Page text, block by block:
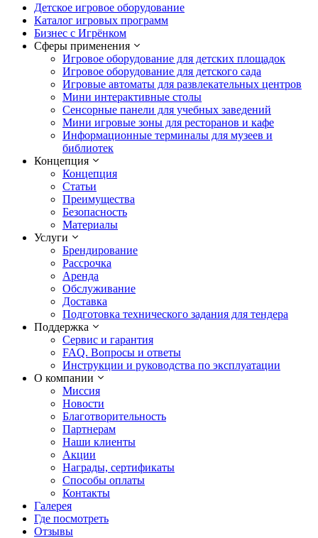
Детское игровое оборудование
Каталог игровых программ
Бизнес с Игрёнком
Сферы применения
Игровое оборудование для детских площадок
Игровое оборудование для детского сада
Игровые автоматы для развлекательных центров
Мини интерактивные столы
Сенсорные панели для учебных заведений
Мини игровые зоны для ресторанов и кафе
Информационные терминалы для музеев и
библиотек
Концепция
Концепция
Статьи
Преимущества
Безопасность
Материалы
Услуги
Брендирование
Рассрочка
Аренда
Обслуживание
Доставка
Подготовка технического задания для тендера
Поддержка
Сервис и гарантия
FAQ. Вопросы и ответы
Инструкции и руководства по эксплуатации
О компании
Миссия
Новости
Благотворительность
Партнерам
Наши клиенты
Акции
Награды, сертификаты
Способы оплаты
Контакты
Галерея
Где посмотреть
Отзывы